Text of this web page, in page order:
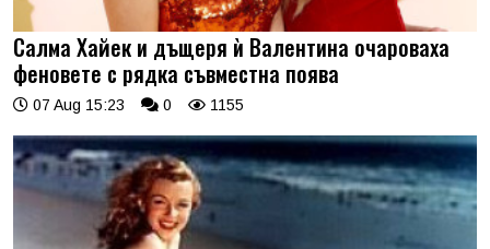
Салма Хайек и дъщеря ѝ Валентина очароваха
феновете с рядка съвместна поява
07 Aug 15:23 0 1155